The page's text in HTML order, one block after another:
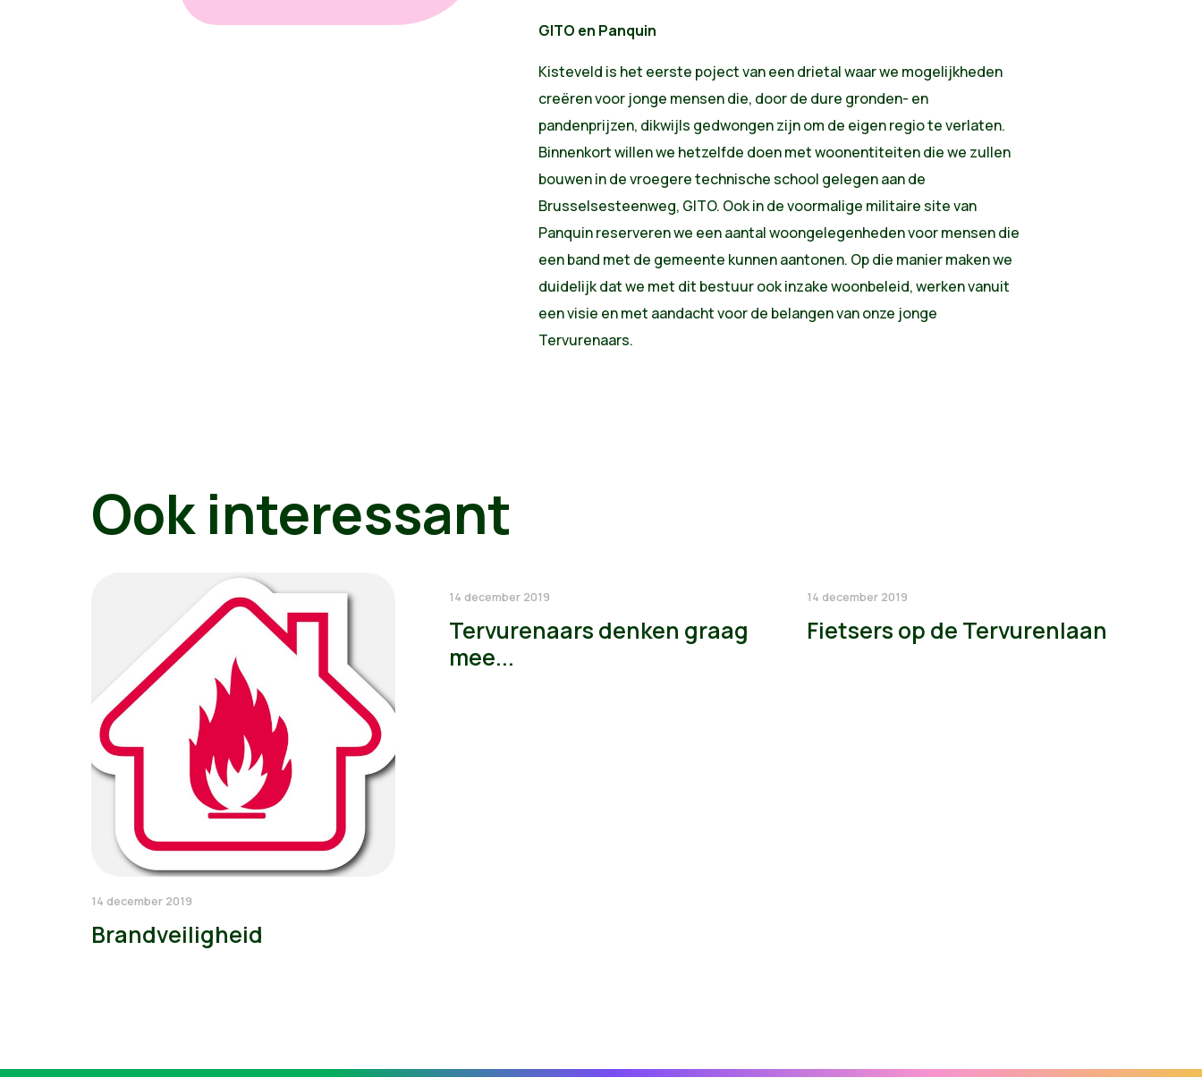
GITO en Panquin
Kisteveld is het eerste poject van een drietal waar we mogelijkheden
creëren voor jonge mensen die, door de dure gronden- en
pandenprijzen, dikwijls gedwongen zijn om de eigen regio te verlaten.
Binnenkort willen we hetzelfde doen met woonentiteiten die we zullen
bouwen in de vroegere technische school gelegen aan de
Brusselsesteenweg, GITO. Ook in de voormalige militaire site van
Panquin reserveren we een aantal woongelegenheden voor mensen die
een band met de gemeente kunnen aantonen. Op die manier maken we
duidelijk dat we met dit bestuur ook inzake woonbeleid, werken vanuit
een visie en met aandacht voor de belangen van onze jonge
Tervurenaars.
Ook interessant
14 december 2019
Brandveiligheid
14 december 2019
Tervurenaars denken graag
mee...
14 december 2019
Fietsers op de Tervurenlaan